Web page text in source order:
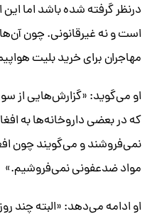
درنظر گرفته شده باشد اما این
است و نه غیرقانونی. چون
مهاجران برای خرید بلیت
او می‌گوید: «گزارش‌هایی از
که در بعضی داروخانه‌ها به
نمی‌فروشند و می‌گویند چون
مواد ضدعفونی نمی‌فروشیم.»
او ادامه می‌دهد: «البته